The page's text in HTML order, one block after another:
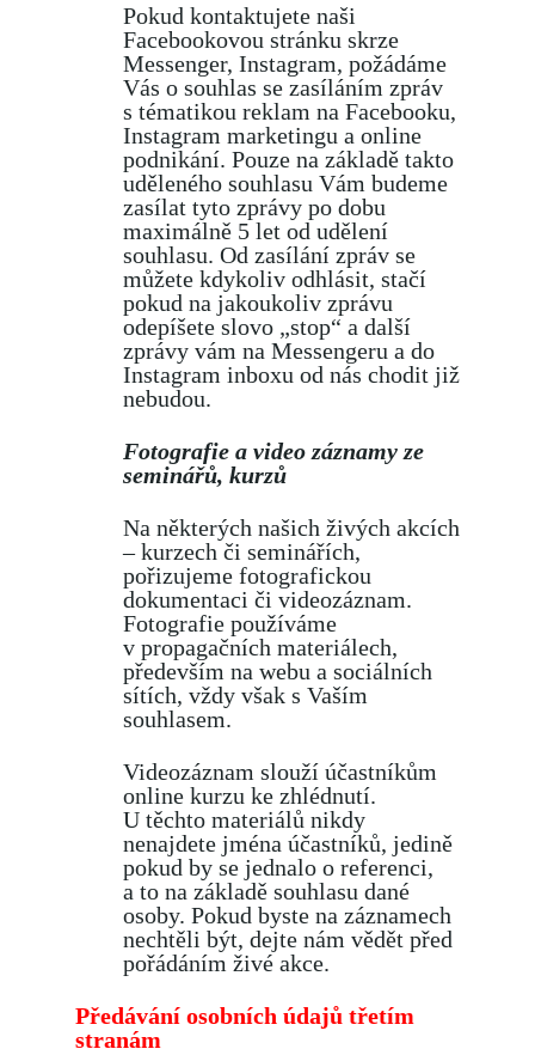
Pokud kontaktujete naši
Facebookovou stránku skrze
Messenger, Instagram, požádáme
Vás o souhlas se zasíláním zpráv
s tématikou reklam na Facebooku,
Instagram marketingu a online
podnikání. Pouze na základě takto
uděleného souhlasu Vám budeme
zasílat tyto zprávy po dobu
maximálně 5 let od udělení
souhlasu. Od zasílání zpráv se
můžete kdykoliv odhlásit, stačí
pokud na jakoukoliv zprávu
odepíšete slovo „stop“ a další
zprávy vám na Messengeru a do
Instagram inboxu od nás chodit již
nebudou.
Fotografie a video záznamy ze
seminářů, kurzů
Na některých našich živých akcích
– kurzech či seminářích,
pořizujeme fotografickou
dokumentaci či videozáznam.
Fotografie používáme
v propagačních materiálech,
především na webu a sociálních
sítích, vždy však s Vaším
souhlasem.
Videozáznam slouží účastníkům
online kurzu ke zhlédnutí.
U těchto materiálů nikdy
nenajdete jména účastníků, jedině
pokud by se jednalo o referenci,
a to na základě souhlasu dané
osoby. Pokud byste na záznamech
nechtěli být, dejte nám vědět před
pořádáním živé akce.
Předávání osobních údajů třetím
stranám